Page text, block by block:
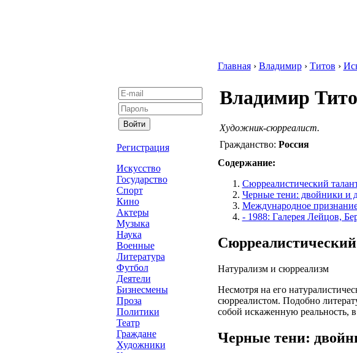
Регистрация
Искусство
Государство
Спорт
Кино
Актеры
Музыка
Наука
Военные
Литература
Футбол
Деятели
Бизнесмены
Проза
Политики
Театр
Граждане
Художники
Главная› Владимир› Титов ›
Владимир
Художник-сюрреалист.
Гражданство: Россия
Содержание:
Сюрреалистический
Черные тени: двойники и
Международное
- 1988: Галерея Лейцов,
Натурализм и сюрреализм
Несмотря на его
сюрреалистом. Подобно
собой искаженную реальность,
Черные тени: